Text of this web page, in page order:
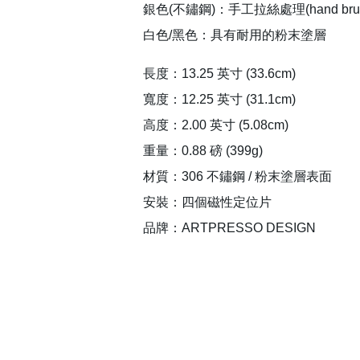
銀色(不鏽鋼)：手工拉絲處理(hand
白色/黑色：具有耐用的粉末塗層
長度：13.25 英寸 (33.6cm)
寬度：12.25 英寸 (31.1cm)
高度：2.00 英寸 (5.08cm)
重量：0.88 磅 (399g)
材質：306 不鏽鋼 / 粉末塗層表面
安裝：四個磁性定位片
品牌：ARTPRESSO DESIGN